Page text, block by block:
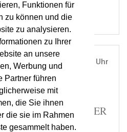
Funktionen für
zu können und die
zu analysieren.
zu Ihrer
an unsere
Werbung und
Partner führen
mit
die Sie ihnen
die sie im Rahmen
gesammelt haben.
19:30 Uhr
DER
|WIEN
TROMPETER
A